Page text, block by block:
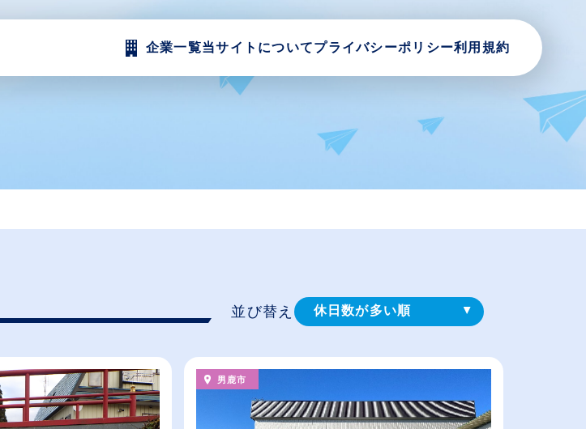
企業一覧当サイトについてプライバシーポリシー利用規約
並び替え 休日数が多い順
（⾼卒の給与を基準）
男鹿市